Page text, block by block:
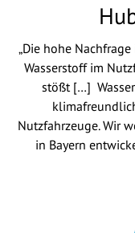
„Die hohe
Wasserstoff im
stößt […]
Nutzfahrzeuge. Wir
in Bayern